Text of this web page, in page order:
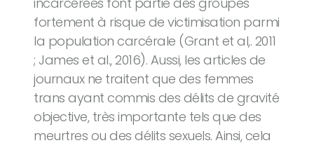
fortement à risque de victimisation parmi
la population carcérale (Grant et al,. 2011
; James et al., 2016). Aussi, les articles de
journaux ne traitent que des femmes
trans ayant commis des délits de gravité
objective, très importante tels que des
meurtres ou des délits sexuels. Ainsi, cela